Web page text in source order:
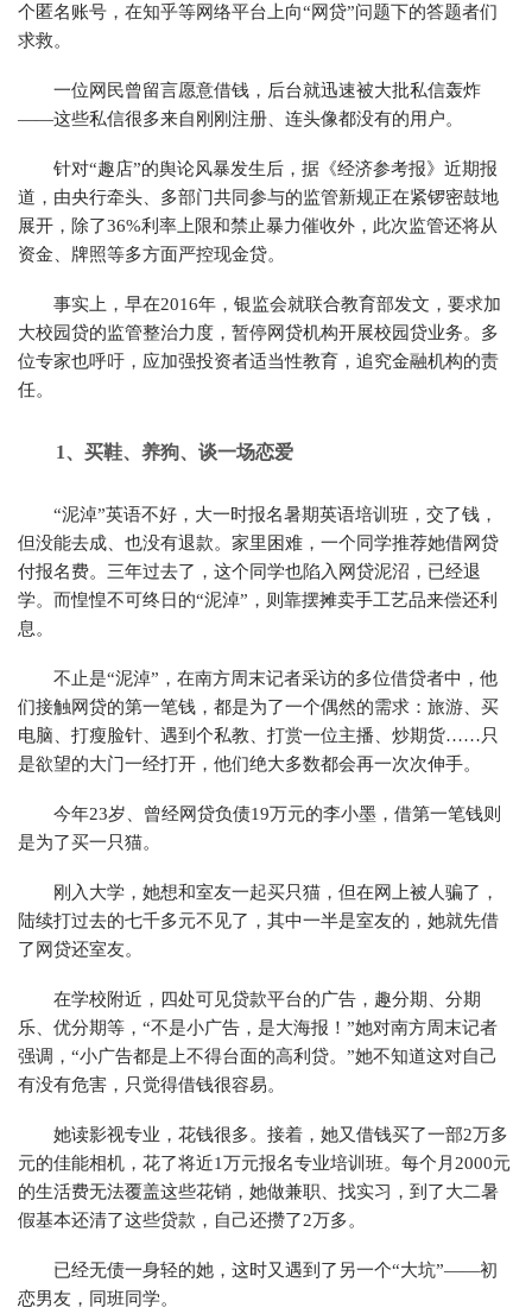
个匿名账号，在知乎等网络平台上向“网贷”问题下的答题者们
求救。
一位网民曾留言愿意借钱，后台就迅速被大批私信轰炸
——这些私信很多来自刚刚注册、连头像都没有的用户。
针对“趣店”的舆论风暴发生后，据《经济参考报》近期报
道，由央行牵头、多部门共同参与的监管新规正在紧锣密鼓地
展开，除了36%利率上限和禁止暴力催收外，此次监管还将从
资金、牌照等多方面严控现金贷。
事实上，早在2016年，银监会就联合教育部发文，要求加
大校园贷的监管整治力度，暂停网贷机构开展校园贷业务。多
位专家也呼吁，应加强投资者适当性教育，追究金融机构的责
任。
1、 买鞋、养狗、谈一场恋爱
“泥淖”英语不好，大一时报名暑期英语培训班，交了钱，
但没能去成、也没有退款。家里困难，一个同学推荐她借网贷
付报名费。三年过去了，这个同学也陷入网贷泥沼，已经退
学。而惶惶不可终日的“泥淖”，则靠摆摊卖手工艺品来偿还利
息。
不止是“泥淖”，在南方周末记者采访的多位借贷者中，他
们接触网贷的第一笔钱，都是为了一个偶然的需求：旅游、买
电脑、打瘦脸针、遇到个私教、打赏一位主播、炒期货……只
是欲望的大门一经打开，他们绝大多数都会再一次次伸手。
今年23岁、曾经网贷负债19万元的李小墨，借第一笔钱则
是为了买一只猫。
刚入大学，她想和室友一起买只猫，但在网上被人骗了，
陆续打过去的七千多元不见了，其中一半是室友的，她就先借
了网贷还室友。
在学校附近，四处可见贷款平台的广告，趣分期、分期
乐、优分期等，“不是小广告，是大海报！”她对南方周末记者
强调，“小广告都是上不得台面的高利贷。”她不知道这对自己
有没有危害，只觉得借钱很容易。
她读影视专业，花钱很多。接着，她又借钱买了一部2万多
元的佳能相机，花了将近1万元报名专业培训班。每个月2000元
的生活费无法覆盖这些花销，她做兼职、找实习，到了大二暑
假基本还清了这些贷款，自己还攒了2万多。
已经无债一身轻的她，这时又遇到了另一个“大坑”——初
恋男友，同班同学。